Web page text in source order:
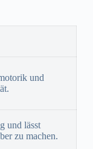
und
und lässt
zu machen.